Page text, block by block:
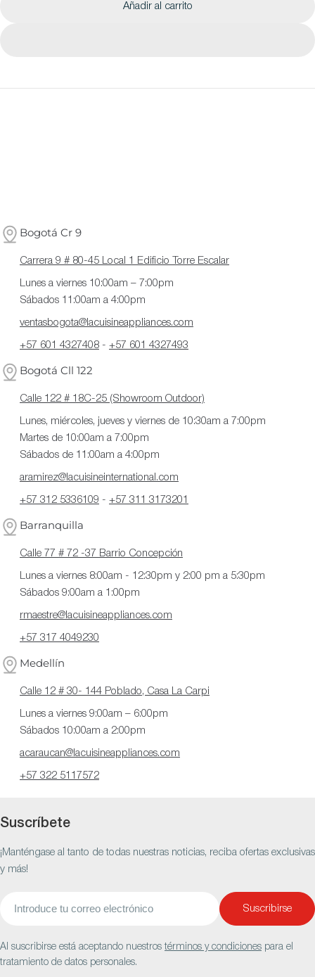
Añadir al carrito
Bogotá Cr 9
Carrera 9 # 80-45 Local 1 Edificio Torre Escalar
Lunes a viernes 10:00am – 7:00pm
Sábados 11:00am a 4:00pm
ventasbogota@lacuisineappliances.com
+57 601 4327408 - +57 601 4327493
Bogotá Cll 122
Calle 122 # 18C-25 (Showroom Outdoor)
Lunes, miércoles, jueves y viernes de 10:30am a 7:00pm
Martes de 10:00am a 7:00pm
Sábados de 11:00am a 4:00pm
aramirez@lacuisineinternational.com
+57 312 5336109 - +57 311 3173201
Barranquilla
Calle 77 # 72 -37 Barrio Concepción
Lunes a viernes 8:00am - 12:30pm y 2:00 pm a 5:30pm
Sábados 9:00am a 1:00pm
rmaestre@lacuisineappliances.com
+57 317 4049230
Medellín
Calle 12 # 30- 144 Poblado, Casa La Carpi
Lunes a viernes 9:00am – 6:00pm
Sábados 10:00am a 2:00pm
acaraucan@lacuisineappliances.com
+57 322 5117572
Suscríbete
¡Manténgase al tanto de todas nuestras noticias, reciba ofertas exclusivas
y más!
Suscribirse
Al suscribirse está aceptando nuestrostérminos y condiciones para el
tratamiento de datos personales.